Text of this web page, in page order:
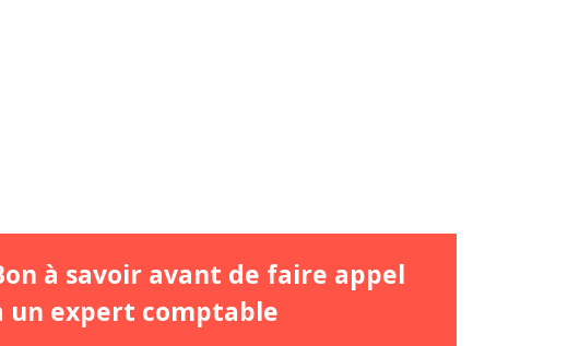
à savoir avant de faire appel
un expert comptable